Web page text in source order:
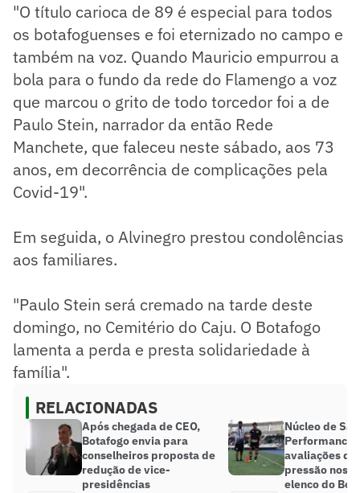
"O título carioca de 89 é especial para todos
os botafoguenses e foi eternizado no campo e
também na voz. Quando Mauricio empurrou a
bola para o fundo da rede do Flamengo a voz
que marcou o grito de todo torcedor foi a de
Paulo Stein, narrador da então Rede
Manchete, que faleceu neste sábado, aos 73
anos, em decorrência de complicações pela
Covid-19".
Em seguida, o Alvinegro prestou condolências
aos familiares.
"Paulo Stein será cremado na tarde deste
domingo, no Cemitério do Caju. O Botafogo
lamenta a perda e presta solidariedade à
família".
RELACIONADAS
Após chegada de CEO,
Botafogo envia para
conselheiros proposta de
redução de vice-
presidências
Núcleo de
Performance
avaliações
pressão nos
elenco do